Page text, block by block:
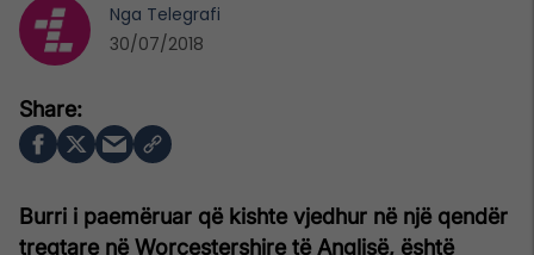
Burri i paemëruar që kishte vjedhur në një qendër
tregtare në Worcestershire të Anglisë, është
Nga Telegrafi
30/07/2018